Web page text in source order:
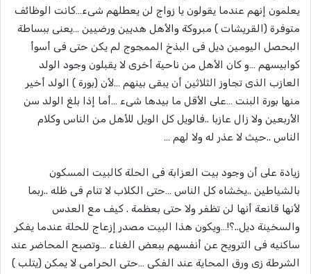
يعلمون إنهم عندما يقولون يا زواج لن يعطلهم شىء…كانت الوظائف
متوفرة (القريشات ) مبروكة والأهل هديين ورضيين …يعنى ببساطة
البحصل اليومين ديل فى البذخ الممجوج لم يكن حتى فى أسوأ
كوابيسهم …و كان الأهل من ناحية أخرى لا يقبلون وجود الولد
العازب الذى تجاوز الثلاثين أن يبقى بينهم …لأن (بورة ) الولد أخير
منها بورة البنت …على الأقل ما بيدها شىء …أما إذا بلغ الولد سن
الأربعين ولا زال عازبا ..فالويل كل الويل للأهل من الناس وكلام
الناس ..حيث لا عذر له ولا لهم …
زيادة على أن وجود بيت العزابة فى الحلة كالبيت المسكون
بالشياطين ..يخشاه كل الناس …حتى الكلاب لا تنام فى ظله ..ربما
لأنها قانعة أنها لن تظفر ولا حتى بعظمة . كيف مع العدس
والسخينة ديل..؟!…ويكون هذا البيت مصدر إزعاج للحلة عندما يفكر
ساكنيه فى الترويح عن أنفسهم ببعض الغناء …وتصبح المحاضر عند
الشرطة زى ورق المحاية عند الفكى …حتى الحرامى لا يمكن (يتلب )